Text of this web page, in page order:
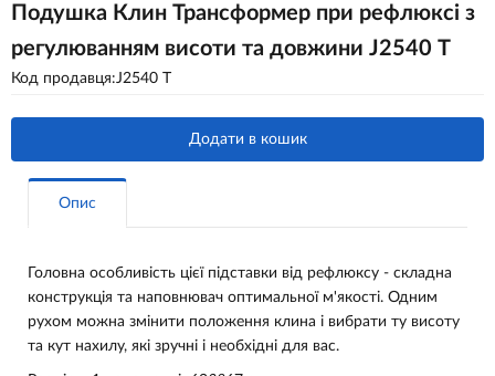
Подушка Клин Трансформер при рефлюксі з
регулюванням висоти та довжини J2540 Т
Код продавця:J2540 Т
Додати в кошик
Опис
Головна особливість цієї підставки від рефлюксу - складна
конструкція та наповнювач оптимальної м'якості. Одним
рухом можна змінити положення клина і вибрати ту висоту
та кут нахилу, які зручні і необхідні для вас.